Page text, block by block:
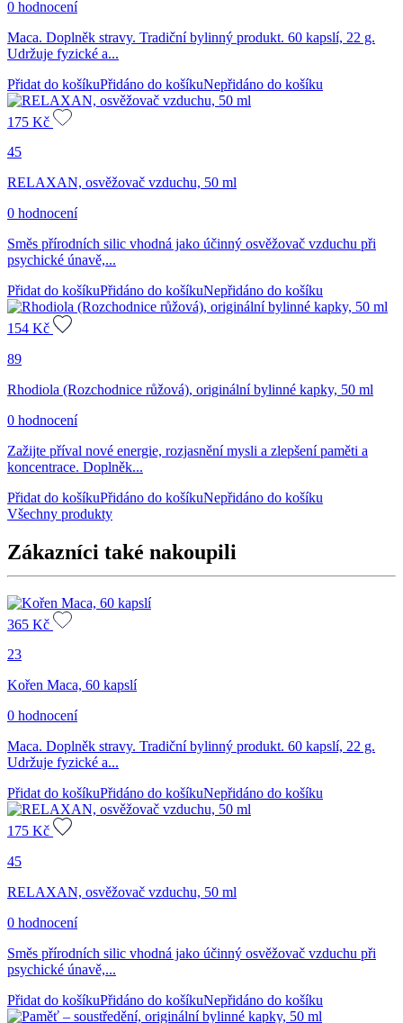
0 hodnocení
Maca. Doplněk stravy. Tradiční bylinný produkt. 60 kapslí, 22 g.
Udržuje fyzické a...
Přidat do košíkuPřidáno do košíkuNepřidáno do košíku
175 Kč
45
RELAXAN, osvěžovač vzduchu, 50 ml
0 hodnocení
Směs přírodních silic vhodná jako účinný osvěžovač vzduchu při
psychické únavě,...
Přidat do košíkuPřidáno do košíkuNepřidáno do košíku
154 Kč
89
Rhodiola (Rozchodnice růžová), originální bylinné kapky, 50 ml
0 hodnocení
Zažijte příval nové energie, rozjasnění mysli a zlepšení paměti a
koncentrace. Doplněk...
Přidat do košíkuPřidáno do košíkuNepřidáno do košíku
Všechny produkty
Zákazníci také nakoupili
365 Kč
23
Kořen Maca, 60 kapslí
0 hodnocení
Maca. Doplněk stravy. Tradiční bylinný produkt. 60 kapslí, 22 g.
Udržuje fyzické a...
Přidat do košíkuPřidáno do košíkuNepřidáno do košíku
175 Kč
45
RELAXAN, osvěžovač vzduchu, 50 ml
0 hodnocení
Směs přírodních silic vhodná jako účinný osvěžovač vzduchu při
psychické únavě,...
Přidat do košíkuPřidáno do košíkuNepřidáno do košíku